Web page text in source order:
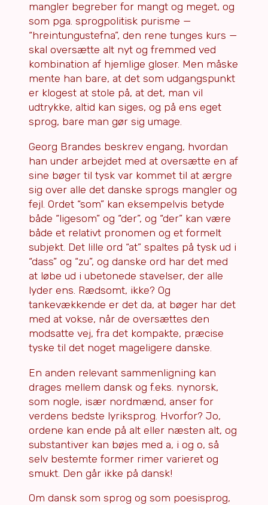
mangler begreber for mangt og meget, og
som pga. sprogpolitisk purisme —
“hreintungustefna”, den rene tunges kurs —
skal oversætte alt nyt og fremmed ved
kombination af hjemlige gloser. Men måske
mente han bare, at det som udgangspunkt
er klogest at stole på, at det, man vil
udtrykke, altid kan siges, og på ens eget
sprog, bare man gør sig umage.
Georg Brandes beskrev engang, hvordan
han under arbejdet med at oversætte en af
sine bøger til tysk var kommet til at ærgre
sig over alle det danske sprogs mangler og
fejl. Ordet “som” kan eksempelvis betyde
både “ligesom” og “der”, og “der” kan være
både et relativt pronomen og et formelt
subjekt. Det lille ord “at” spaltes på tysk ud i
“dass” og “zu”, og danske ord har det med
at løbe ud i ubetonede stavelser, der alle
lyder ens. Rædsomt, ikke? Og
tankevækkende er det da, at bøger har det
med at vokse, når de oversættes den
modsatte vej, fra det kompakte, præcise
tyske til det noget mageligere danske.
En anden relevant sammenligning kan
drages mellem dansk og f.eks. nynorsk,
som nogle, især nordmænd, anser for
verdens bedste lyriksprog. Hvorfor? Jo,
ordene kan ende på alt eller næsten alt, og
substantiver kan bøjes med a, i og o, så
selv bestemte former rimer varieret og
smukt. Den går ikke på dansk!
Om dansk som sprog og som poesisprog,